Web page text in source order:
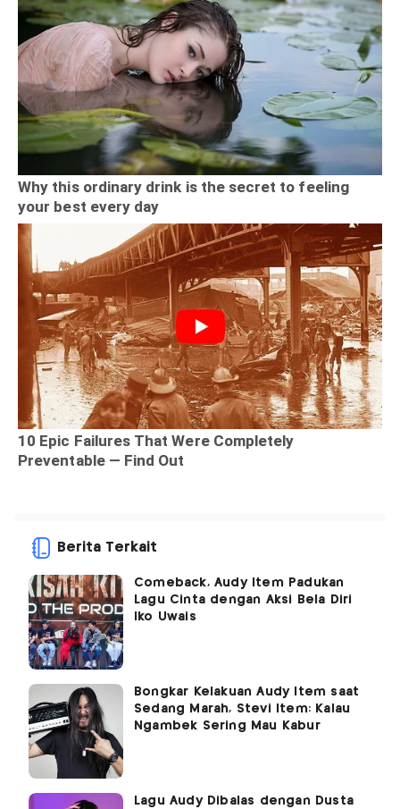
Berita Terkait
Comeback, Audy Item Padukan
Lagu Cinta dengan Aksi Bela Diri
Iko Uwais
Bongkar Kelakuan Audy Item saat
Sedang Marah, Stevi Item: Kalau
Ngambek Sering Mau Kabur
Lagu Audy Dibalas dengan Dusta